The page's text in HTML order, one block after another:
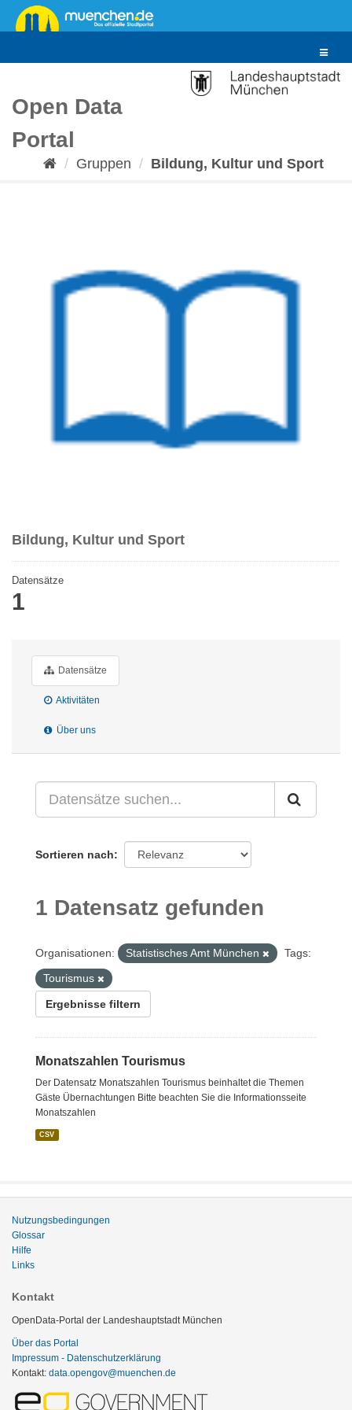
Überspringen
zum
Toggle
Open Data
Portal
Gruppen Bildung, Kultur und Sport
Bildung, Kultur und Sport
Datensätze
1
Datensätze
Aktivitäten
Über uns
Sortieren nach
1 Datensatz gefunden
Organisationen: Statistisches Amt München
Tags:
Tourismus
Ergebnisse filtern
Monatszahlen Tourismus
Der Datensatz Monatszahlen Tourismus beinhaltet die Themen
Gäste Übernachtungen Bitte beachten Sie die Informationsseite
Monatszahlen
CSV
Nutzungsbedingungen
Glossar
Hilfe
Links
Kontakt
OpenData-Portal der Landeshauptstadt München
Über das Portal
Impressum - Datenschutzerklärung
Kontakt: data.opengov@muenchen.de